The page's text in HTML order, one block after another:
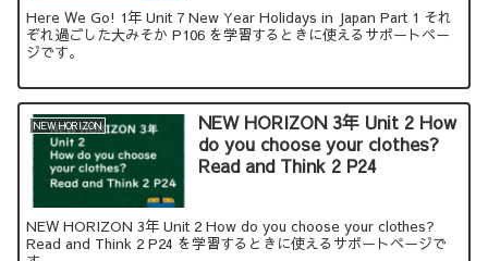
Here We Go! 1年 Unit 7 New Year Holidays in Japan Part 1 それ
ぞれ過ごした大みそか P106 を学習するときに使えるサポートペー
ジです。
NEW HORIZON
NEW HORIZON 3年 Unit 2 How
do you choose your clothes?
Read and Think 2 P24
NEW HORIZON 3年 Unit 2 How do you choose your clothes?
Read and Think 2 P24 を学習するときに使えるサポートページで